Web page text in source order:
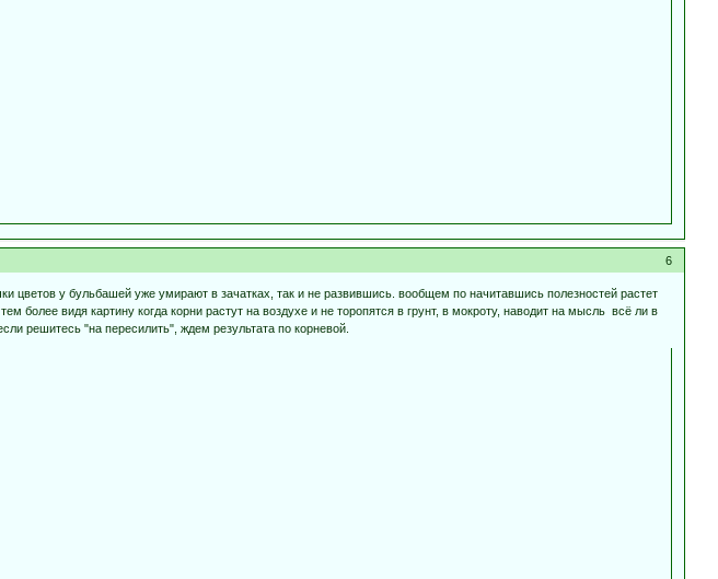
6
цветов у бульбашей уже умирают в зачатках, так и не развившись. вообщем по начитавшись полезностей растет
более видя картину когда корни растут на воздухе и не торопятся в грунт, в мокроту, наводит на мысль всё ли в
решитесь "на пересилить", ждем результата по корневой.